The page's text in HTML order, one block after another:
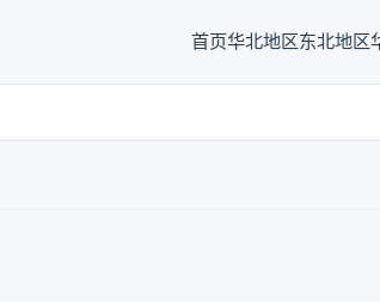
首页华北地区东北地区